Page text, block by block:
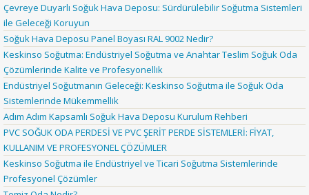
Çevreye Duyarlı Soğuk Hava Deposu: Sürdürülebilir Soğutma Sistemleri
ile Geleceği Koruyun
Soğuk Hava Deposu Panel Boyası RAL 9002 Nedir?
Keskinso Soğutma: Endüstriyel Soğutma ve Anahtar Teslim Soğuk Oda
Çözümlerinde Kalite ve Profesyonellik
Endüstriyel Soğutmanın Geleceği: Keskinso Soğutma ile Soğuk Oda
Sistemlerinde Mükemmellik
Adım Adım Kapsamlı Soğuk Hava Deposu Kurulum Rehberi
PVC SOĞUK ODA PERDESİ VE PVC ŞERİT PERDE SİSTEMLERİ: FİYAT,
KULLANIM VE PROFESYONEL ÇÖZÜMLER
Keskinso Soğutma ile Endüstriyel ve Ticari Soğutma Sistemlerinde
Profesyonel Çözümler